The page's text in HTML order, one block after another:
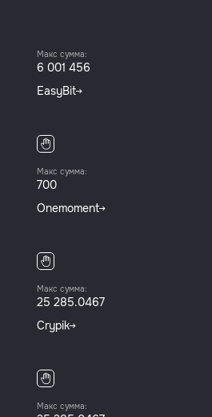
Макс сумма:
6 001 456
EasyBit
Макс сумма:
700
Onemoment
Макс сумма:
25 285.0467
Crypik
Макс сумма: